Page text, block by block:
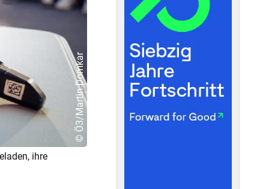
© Ö3/Martin Domkar
ihre